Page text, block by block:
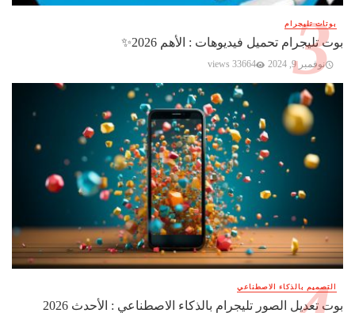
بوتات تليجرام
بوت تليجرام تحميل فيديوهات : الأهم 2026✨️
نوفمبر 9, 2024 33664 views
التصميم بالذكاء الاصطناعي
بوت تعديل الصور تليجرام بالذكاء الاصطناعي : الأحدث 2026